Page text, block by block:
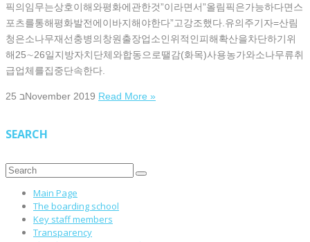
픽의임무는상호이해와평화에관한것”이라면서”올림픽은가능하다면스
포츠를통해평화발전에이바지해야한다”고강조했다.유의주기자=산림
청은소나무재선충병의창원출장업소인위적인피해확산을차단하기위
해25∼26일지방자치단체와합동으로땔감(화목)사용농가와소나무류취
급업체를집중단속한다.
25 בNovember 2019 Read More »
SEARCH
Main Page
The boarding school
Key staff members
Transparency